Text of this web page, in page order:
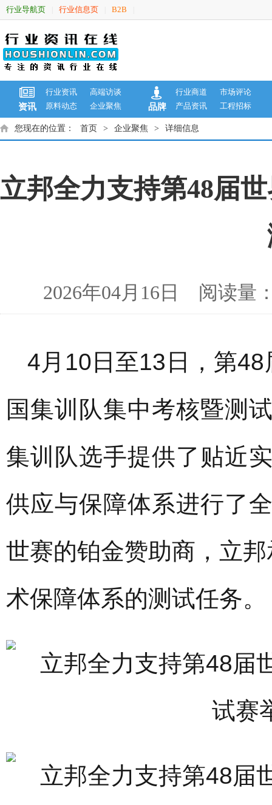
行业导航页 行业信息页 B2B
资讯
行业资讯
高端访谈
原料动态
企业聚焦 品牌
行业商道
市场评论
产品资讯
工程招标
您现在的位置： 首页 > 企业聚焦 > 详细信息
立邦全力支持第48届
2026年04月16日 阅读
4月10日至13日，第48
国集训队集中考核暨测
集训队选手提供了贴近
供应与保障体系进行了
世赛的铂金赞助商，立
术保障体系的测试任务。